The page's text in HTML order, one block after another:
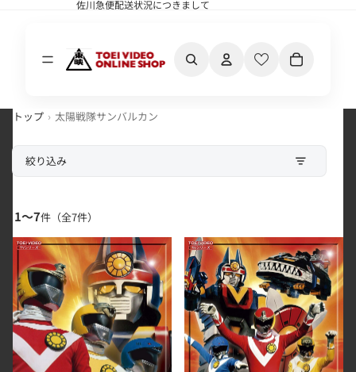
佐川急便配送状況につきまして
佐川急便配送状況につきまして
トップ 太陽戦隊サンバルカン
絞り込み
1〜7件（全7件）
太陽戦隊サンバルカン ＤＶＤ ＣＯＬＬＥＣＴＩＯＮ ＶＯＬ．１
太陽戦隊サンバルカン ＤＶＤ